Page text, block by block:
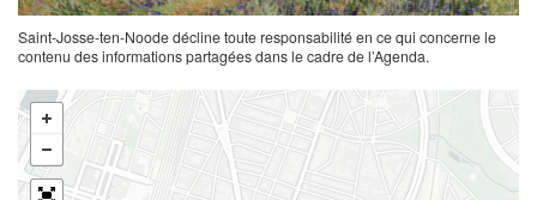
Saint-Josse-ten-Noode décline toute responsabilité en ce qui concerne le
contenu des informations partagées dans le cadre de l’Agenda.